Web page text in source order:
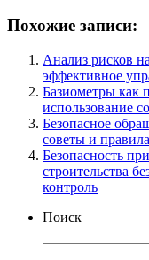
Похожие записи:
Анализ рисков
эффективное
Базиометры как
использование
Безопасное
советы и
Безопасность
строительства
контроль
Поиск